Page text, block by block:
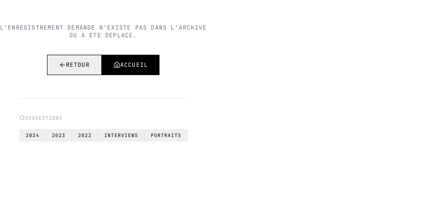
L'ENREGISTREMENT DEMANDE N'EXISTE PAS DANS L'ARCHIVE
OU A ETE DEPLACE.
RETOUR ACCUEIL
SUGGESTIONS
2024 2023 2022 INTERVIEWS PORTRAITS